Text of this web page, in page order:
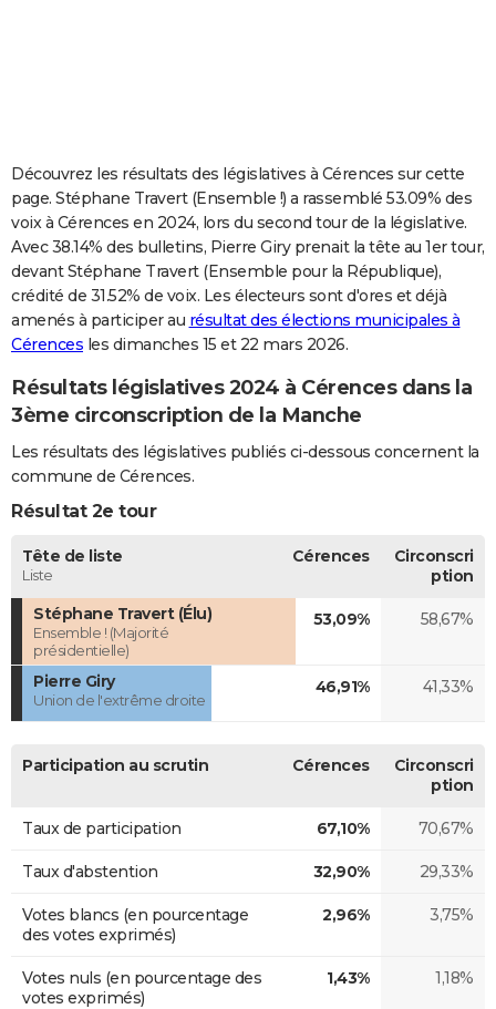
Carte de Noël
Carte Bonne année
Carte Saint-Valentin
Carte Pâques
Carte d'anniversaire
DICTIONNAIRE
Dictionnaire
Biographies
Citations
Expressions
Proverbes
PROGRAMME TV
COPAINS D'AVANT
S'inscrire
Se connecter
Lycées
Collèges
Primaires
Universités
Entreprises
Service militaire
Avis de recherche
AVIS DE DÉCÈS
FORUM
Bricolage
Lifestyle
Culture
Sport
Auto
Television
Voyage
Cinema
Découvrez les résultats des législatives à Cérences sur cette
page. Stéphane Travert (Ensemble !) a rassemblé 53.09% des
voix à Cérences en 2024, lors du second tour de la législative.
Avec 38.14% des bulletins, Pierre Giry prenait la tête au 1er tour,
devant Stéphane Travert (Ensemble pour la République),
crédité de 31.52% de voix. Les électeurs sont d'ores et déjà
amenés à participer au résultat des élections municipales à
Cérences les dimanches 15 et 22 mars 2026.
Résultats législatives 2024 à Cérences dans la
3ème circonscription de la Manche
Les résultats des législatives publiés ci-dessous concernent la
commune de Cérences.
Résultat 2e tour
Tête de liste
Liste
Cérences
Circonscri
ption
Stéphane Travert (Élu)
Ensemble ! (Majorité
présidentielle)
53,09% 58,67%
Pierre Giry
Union de l'extrême droite
46,91% 41,33%
Participation au scrutin Cérences
Circonscri
ption
Taux de participation 67,10% 70,67%
Taux d'abstention 32,90% 29,33%
Votes blancs (en pourcentage
des votes exprimés)
2,96% 3,75%
Votes nuls (en pourcentage des
votes exprimés)
1,43% 1,18%